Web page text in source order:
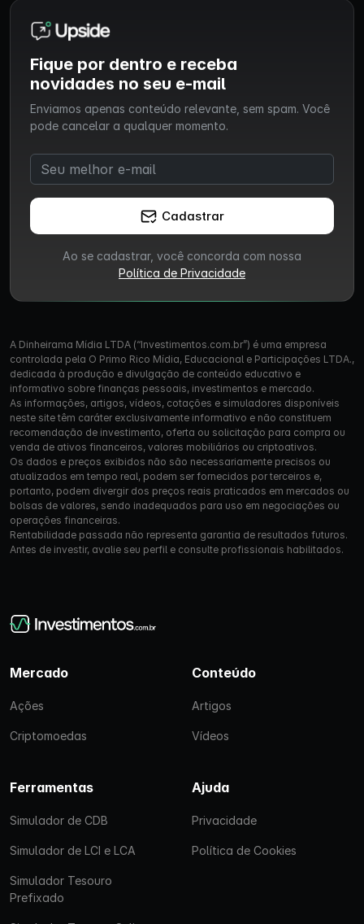
Fique por dentro e receba
novidades no seu e-mail
Enviamos apenas conteúdo relevante, sem spam. Você
pode cancelar a qualquer momento.
Cadastrar
Ao se cadastrar, você concorda com nossa
Política de Privacidade
A Dinheirama Mídia LTDA (“Investimentos.com.br”) é uma empresa
controlada pela O Primo Rico Mídia, Educacional e Participações LTDA.,
dedicada à produção e divulgação de conteúdo educativo e
informativo sobre finanças pessoais, investimentos e mercado.
As informações, artigos, vídeos, cotações e simuladores disponíveis
neste site têm caráter exclusivamente informativo e não constituem
recomendação de investimento, oferta ou solicitação para compra ou
venda de ativos financeiros, valores mobiliários ou criptoativos.
Os dados e preços exibidos não são necessariamente precisos ou
atualizados em tempo real, podem ser fornecidos por terceiros e,
portanto, podem divergir dos preços reais praticados em mercados ou
bolsas de valores, sendo inadequados para uso em negociações ou
operações financeiras.
Rentabilidade passada não representa garantia de resultados futuros.
Antes de investir, avalie seu perfil e consulte profissionais habilitados.
Mercado
Ações
Criptomoedas
Conteúdo
Artigos
Vídeos
Ferramentas
Simulador de CDB
Simulador de LCI e LCA
Simulador Tesouro
Prefixado
Ajuda
Privacidade
Política de Cookies